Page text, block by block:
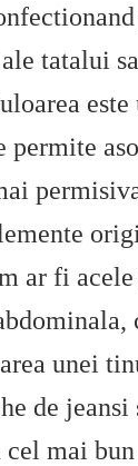
tatalui
este
permite
ar fi
unei
de jeansi
mai